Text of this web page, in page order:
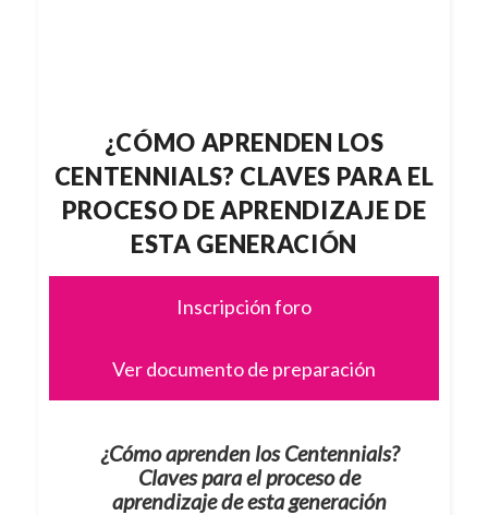
¿CÓMO APRENDEN LOS
CENTENNIALS? CLAVES PARA EL
PROCESO DE APRENDIZAJE DE
ESTA GENERACIÓN
Inscripción foro
Ver documento de preparación
¿Cómo aprenden los Centennials?
Claves para el proceso de
aprendizaje de esta generación